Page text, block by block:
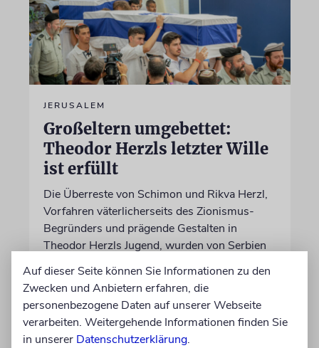
JERUSALEM
Großeltern umgebettet:
Theodor Herzls letzter Wille
ist erfüllt
Die Überreste von Schimon und Rikva Herzl,
Vorfahren väterlicherseits des Zionismus-
Begründers und prägende Gestalten in
Theodor Herzls Jugend, wurden von Serbien
beigesetzt
06.08.2026
Auf dieser Seite können Sie Informationen zu den
Zwecken und Anbietern erfahren, die
personenbezogene Daten auf unserer Webseite
verarbeiten. Weitergehende Informationen finden Sie
in unserer Datenschutzerklärung.